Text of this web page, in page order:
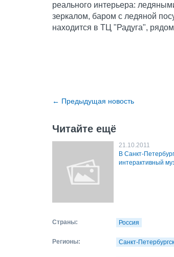
реального интерьера:
зеркалом, баром с ледяной
находится в ТЦ "Радуга",
← Предыдущая новость
Читайте ещё
21.10.2011
В Санкт-
интерактивный
Страны: Россия
Регионы: Санкт-